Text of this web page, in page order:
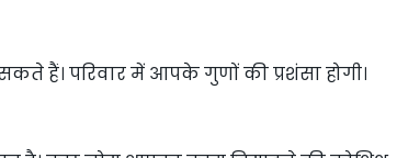
हैं। परिवार में आपके गुणों की प्रशंसा होगी।